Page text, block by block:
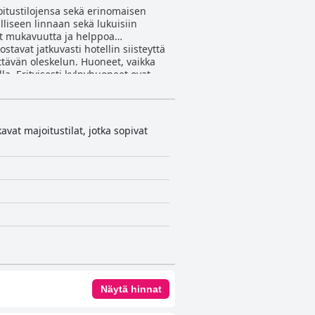
sekä erinomaisen
linnaan sekä lukuisiin
mukavuutta ja helppoa
oleskelun. Huoneet, vaikka
Erityisesti kylpyhuoneet ovat
ja herkulliseksi, ja se sisältää
miellyttävää palvelua, jota
kokonaisvaltaista
sijainti lähellä useita rantoja
perheet pitävät hotellia
kovana. Näistä pienistä
nukkumiskokemuksen.
ystävällisellä
majoitustilat, jotka sopivat
Näytä hinnat